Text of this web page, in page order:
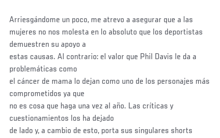
Arriesgándome un poco, me atrevo a asegurar que a las
mujeres no nos molesta en lo absoluto que los deportistas
demuestren su apoyo a
estas causas. Al contrario: el valor que Phil Davis le da a
problemáticas como
el cáncer de mama lo dejan como uno de los personajes más
comprometidos ya que
no es cosa que haga una vez al año. Las críticas y
cuestionamientos los ha dejado
de lado y, a cambio de esto, porta sus singulares shorts